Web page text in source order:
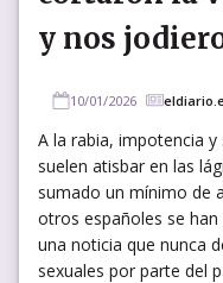
y nos
10/01/2026
A la rabia, impotencia
suelen atisbar en las
sumado un mínimo de
otros españoles se
una noticia que nunca
sexuales por parte del